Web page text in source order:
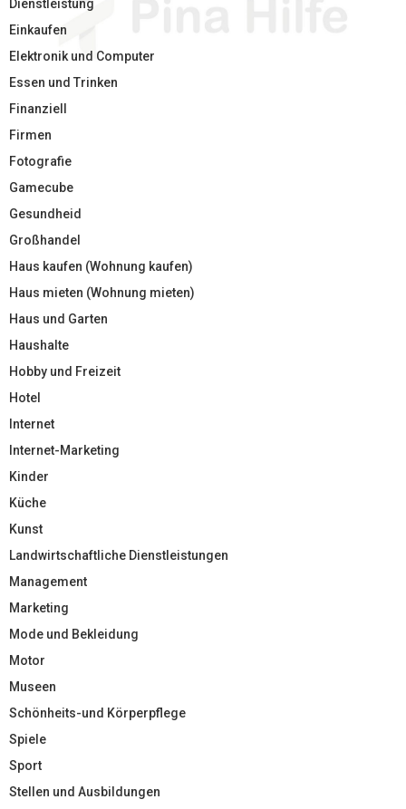
Dienstleistung
Einkaufen
Elektronik und Computer
Essen und Trinken
Finanziell
Firmen
Fotografie
Gamecube
Gesundheid
Großhandel
Haus kaufen (Wohnung kaufen)
Haus mieten (Wohnung mieten)
Haus und Garten
Haushalte
Hobby und Freizeit
Hotel
Internet
Internet-Marketing
Kinder
Küche
Kunst
Landwirtschaftliche Dienstleistungen
Management
Marketing
Mode und Bekleidung
Motor
Museen
Schönheits-und Körperpflege
Spiele
Sport
Stellen und Ausbildungen